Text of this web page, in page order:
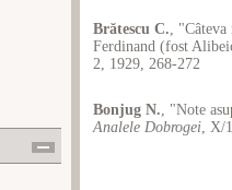
Brătescu C., "Câteva
Ferdinand (fost
2, 1929, 268-272
Bonjug N., "Note
Analele Dobrogei, X/